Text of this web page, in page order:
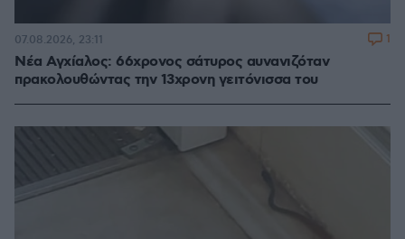
Νέα Αγχίαλος: 66χρονος σάτυρος αυνανιζόταν
πρακολουθώντας την 13χρονη γειτόνισσα του
07.08.2026, 23:11 1